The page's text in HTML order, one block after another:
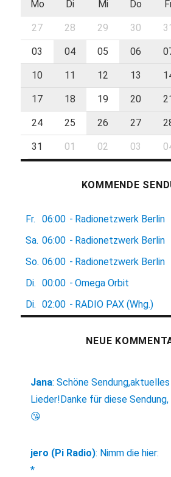
Mo Di Mi Do
27 28 29 30
03 04 05 06
10 11 12 13
17 18 19 20
24 25 26 27
31 01 02 03
KOMMENDE
Fr. 06:00 - Radionetzwerk Berlin
Sa. 06:00 - Radionetzwerk Berlin
So. 06:00 - Radionetzwerk Berlin
Di.
00:00 - Omega Orbit
Di.
02:00 - RADIO PAX (Whg.)
NEUE
Jana:Schöne
Lieder!Danke für diese
😘
jero (Pi Radio): Nimm die hier:
*